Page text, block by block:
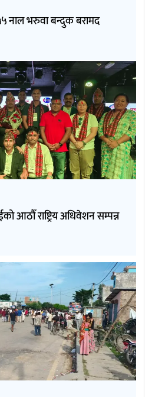
नाल भरुवा बन्दुक बरामद
आठौँ राष्ट्रिय अधिवेशन सम्पन्न